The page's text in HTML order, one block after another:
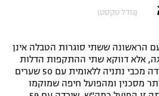
בפרסים
(גודל טקסט)
הראשונה ששתי סוגרות הטבלה אינן
אלא דווקא שתי ההתקפות הדלות
בישראל. בעונת 2012/13 ירדה מכבי נתניה ללאומית עם 50 שערים
מסכנין ומהפועל חיפה שמוקמו